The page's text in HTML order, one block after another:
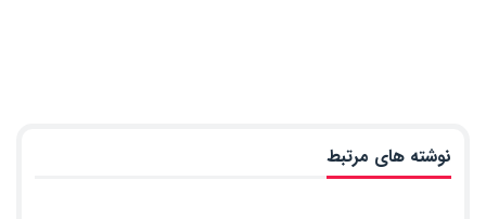
نوشته های مرتبط